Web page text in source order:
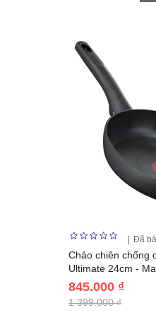
Đã
Chảo chiên chống
Ultimate 24cm -
845.000 ₫
1.399.000 ₫